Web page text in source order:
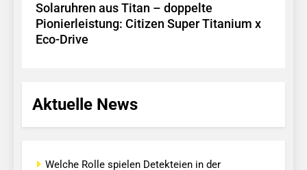
Solaruhren aus Titan – doppelte
Pionierleistung: Citizen Super Titanium x
Eco-Drive
Aktuelle News
Welche Rolle spielen Detekteien in der